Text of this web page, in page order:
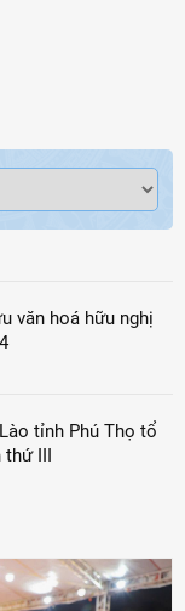
văn hoá hữu nghị
tỉnh Phú Thọ tổ
thứ III